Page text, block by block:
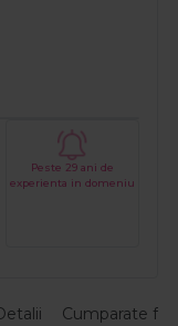
Peste 29 ani de
experienta in domeniu
Cumparate